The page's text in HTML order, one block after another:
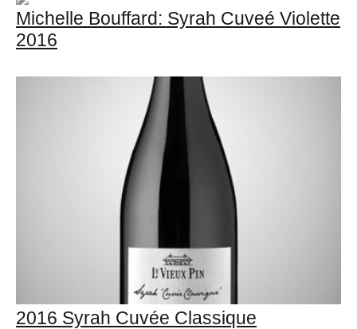
Michelle Bouffard: Syrah Cuveé Violette
2016
2016 Syrah Cuvée Classique